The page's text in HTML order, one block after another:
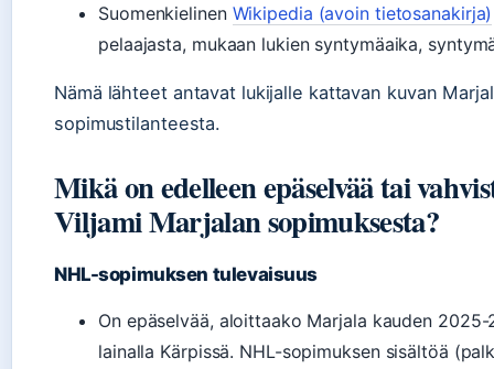
Suomenkielinen Wikipedia (avoin tietosanakirja)
pelaajasta, mukaan lukien syntymäaika,
Nämä lähteet antavat lukijalle kattavan kuvan
sopimustilanteesta.
Mikä on edelleen epäselvää tai
Viljami Marjalan sopimuksesta?
NHL-sopimuksen tulevaisuus
On epäselvää, aloittaako Marjala kauden 2025-
lainalla Kärpissä. NHL-sopimuksen sisältöä